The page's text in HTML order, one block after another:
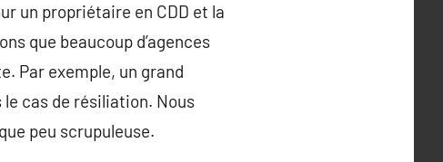
un propriétaire en CDD et la
que beaucoup d’agences
Par exemple, un grand
cas de résiliation. Nous
peu scrupuleuse.